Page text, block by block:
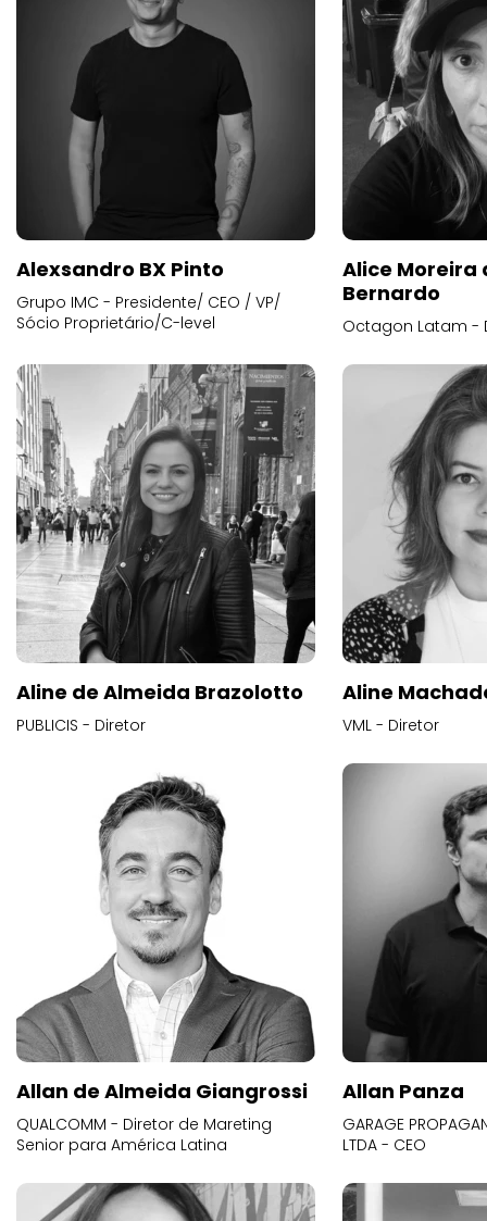
Alexsandro BX Pinto
Grupo IMC - Presidente/ CEO / VP/
Sócio Proprietário/C-level
Alice
Bernardo
Octagon Latam -
Aline de Almeida Brazolotto
PUBLICIS - Diretor
Aline
VML - Diretor
Allan de Almeida Giangrossi
QUALCOMM - Diretor de Mareting
Senior para América Latina
Allan Panza
GARAGE
LTDA - CEO